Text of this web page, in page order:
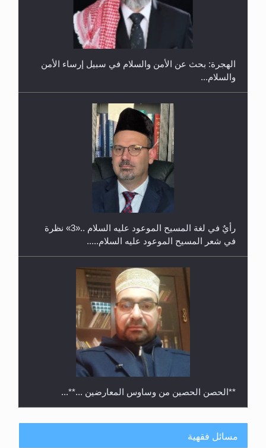
إتمام حفظ القرآن الكريم لثلاثة طلاب من مدرسة الحفظ
حفل توزيع الشهادات في الجامعة الأحمدية بنيجيريا لعام
الهجرة: بحث عن الأمن والسلام في سبيل إرساء الأمن
والسلام...
رأيٌ في لغة المسيح الموعود عليه السلام ..«3» نظرة
في شعر المسيح الموعود عليه السلام.....
**الحصن الحصين من وساوس المعارضين ...**...
مسائل فقهية